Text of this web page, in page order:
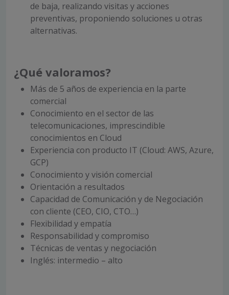
de baja, realizando visitas y acciones
preventivas, proponiendo soluciones u otras
alternativas.
¿Qué valoramos?
Más de 5 años de experiencia en la parte
comercial
Conocimiento en el sector de las
telecomunicaciones, imprescindible
conocimientos en Cloud
Experiencia con producto IT (Cloud: AWS, Azure,
GCP)
Conocimiento y visión comercial
Orientación a resultados
Capacidad de Comunicación y de Negociación
con cliente (CEO, CIO, CTO…)
Flexibilidad y empatía
Responsabilidad y compromiso
Técnicas de ventas y negociación
Inglés: intermedio – alto